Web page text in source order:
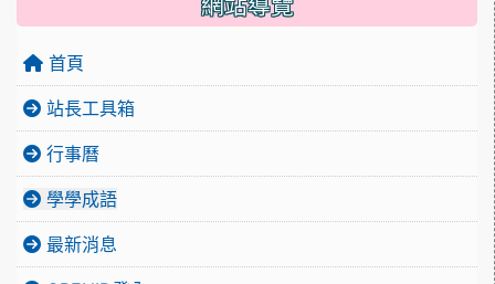
網站導覽
首頁
站長工具箱
行事曆
學學成語
最新消息